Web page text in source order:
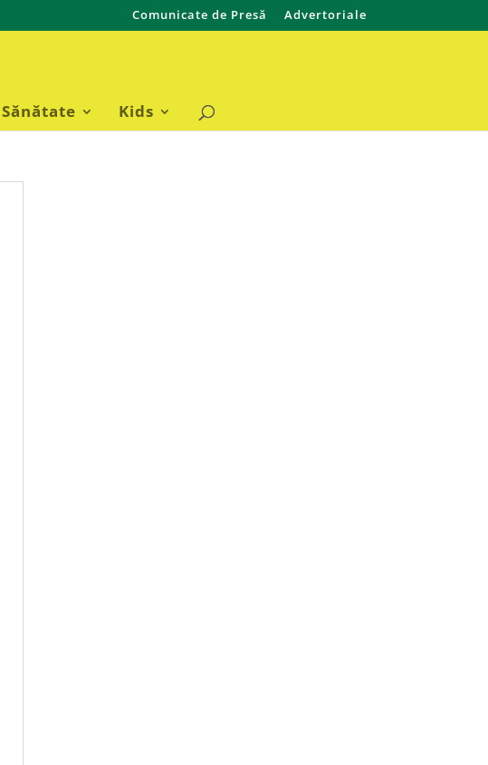
Comunicate de Presă Advertoriale
Sănătate Kids